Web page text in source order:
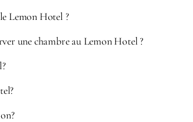
Lemon Hotel ?
une chambre au Lemon Hotel ?